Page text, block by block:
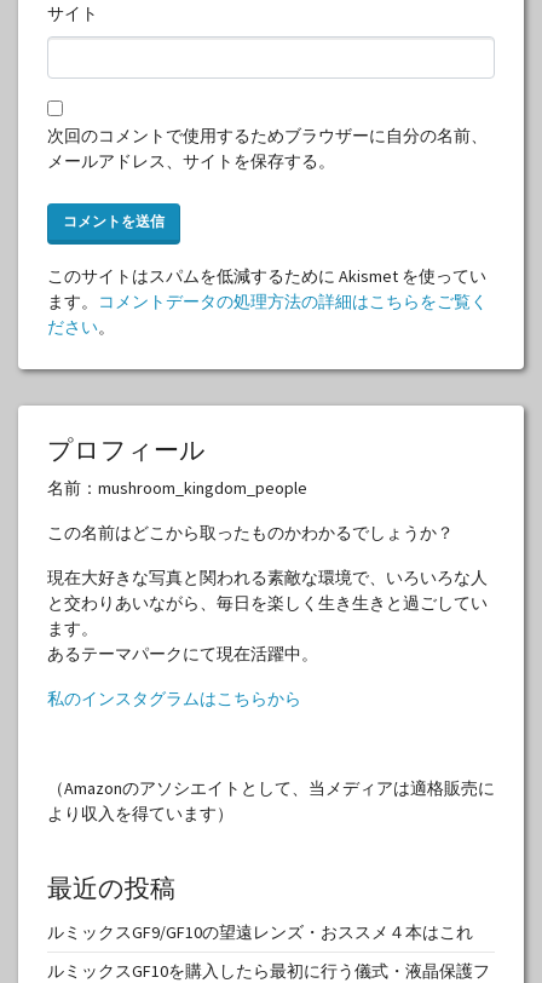
サイト
次回のコメントで使用するためブラウザーに自分の名前、
メールアドレス、サイトを保存する。
このサイトはスパムを低減するために Akismet を使ってい
ます。
コメントデータの処理方法の詳細はこちらをご覧く
ださい。
プロフィール
名前：mushroom_kingdom_people
この名前はどこから取ったものかわかるでしょうか？
現在大好きな写真と関われる素敵な環境で、いろいろな人
と交わりあいながら、毎日を楽しく生き生きと過ごしてい
ます。
あるテーマパークにて現在活躍中。
私のインスタグラムはこちらから
（Amazonのアソシエイトとして、当メディアは適格販売に
より収入を得ています）
最近の投稿
ルミックスGF9/GF10の望遠レンズ・おススメ４本はこれ
ルミックスGF10を購入したら最初に行う儀式・液晶保護フ